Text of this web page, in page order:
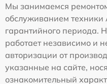
Мы занимаемся
обслуживанием техники
гарантийного периода.
работает независимо и
авторизации от
указанные на сайте,
ознакомительный